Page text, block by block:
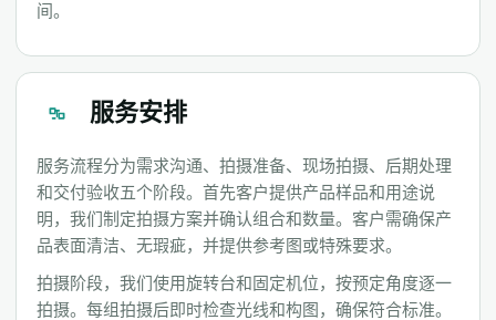
间。
服务安排
服务流程分为需求沟通、拍摄准备、现场拍摄、后期处理
和交付验收五个阶段。首先客户提供产品样品和用途说
明，我们制定拍摄方案并确认组合和数量。客户需确保产
品表面清洁、无瑕疵，并提供参考图或特殊要求。
拍摄阶段，我们使用旋转台和固定机位，按预定角度逐一
拍摄。每组拍摄后即时检查光线和构图，确保符合标准。